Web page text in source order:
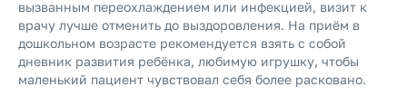
вызванным переохлаждением или инфекцией, визит к
врачу лучше отменить до выздоровления. На приём в
дошкольном возрасте рекомендуется взять с собой
дневник развития ребёнка, любимую игрушку, чтобы
маленький пациент чувствовал себя более расковано.